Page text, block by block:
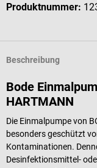
Produktnummer:
Beschreibung
Bode
HARTMANN
Die Einmalpumpe von
besonders geschützt
Kontaminationen.
Desinfektionsmittel-